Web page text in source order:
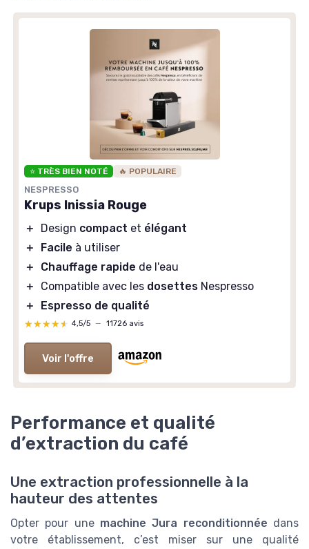
⭐ TRÈS BIEN NOTÉ 🔥 POPULAIRE
NESPRESSO
Krups Inissia Rouge
＋ Design compact et élégant
＋
Facile à utiliser
＋
Chauffage rapide de l'eau
＋
Compatible avec les dosettes Nespresso
＋
Espresso de qualité
★★★★★
★★★★★ 4,5/5 — 11726 avis
Voir l'offre
Performance et qualité
d’extraction du café
Une extraction professionnelle à la
hauteur des attentes
Opter pour une machine Jura reconditionnée dans
votre établissement, c’est miser sur une qualité